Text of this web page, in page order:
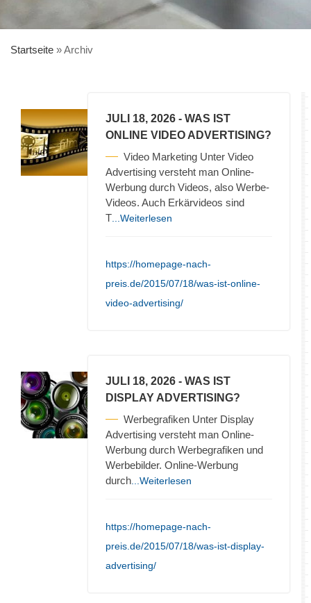
Startseite »Archiv
JULI 18, 2026 - WAS IST
ONLINE VIDEO ADVERTISING?
Video Marketing Unter Video
Advertising versteht man Online-
Werbung durch Videos, also Werbe-
Videos. Auch Erkärvideos sind
T ...Weiterlesen
https://homepage-nach-
preis.de/2015/07/18/was-ist-online-
video-advertising/
JULI 18, 2026 - WAS IST
DISPLAY ADVERTISING?
Werbegrafiken Unter Display
Advertising versteht man Online-
Werbung durch Werbegrafiken und
Werbebilder. Online-Werbung
durch ...Weiterlesen
https://homepage-nach-
preis.de/2015/07/18/was-ist-display-
advertising/